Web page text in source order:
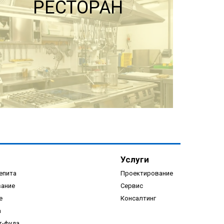
ПОДРОБНЕЕ
РЕСТОРАН
Услуги
Проектирование
Сервис
Консалтинг